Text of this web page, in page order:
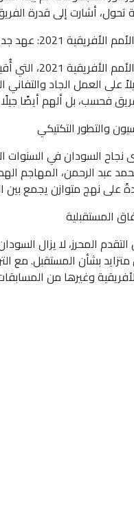
أشارت إلى قدرة
2021: عهد جديد
شكّلت كأس
على العمل الجاد
والتطور التكتيكي
السودان في السنوات
عبد الرحمن، المهاجم
على نهج متوازن يجمع بين
المستقبلية
المحرز، لا يزال
بشأن المستقبل. مع
وغيرها من